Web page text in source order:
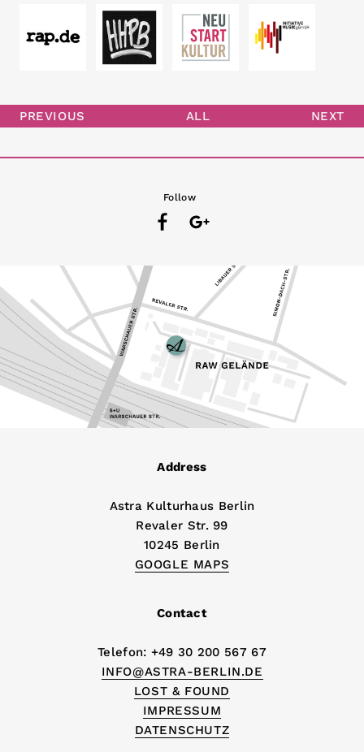
PREVIOUS ALL NEXT
Follow
Address
Astra Kulturhaus Berlin
Revaler Str. 99
10245 Berlin
GOOGLE MAPS
Contact
Telefon: +49 30 200 567 67
INFO@ASTRA-BERLIN.DE
LOST & FOUND
IMPRESSUM
DATENSCHUTZ